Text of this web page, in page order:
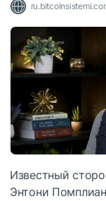
Известный
Энтони